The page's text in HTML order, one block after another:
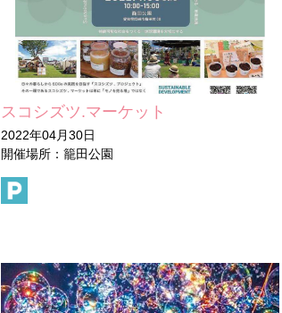
スコシズツ.マーケット
2022年04月30日
開催場所：籠田公園